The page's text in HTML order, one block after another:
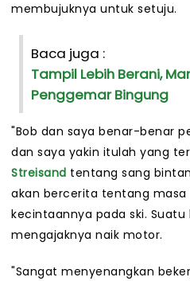
membujuknya untuk setuju.
Baca juga :
Tampil Lebih Berani,
Penggemar Bingung
"Bob dan saya benar-benar
dan saya yakin itulah yang
Streisand tentang sang
akan bercerita tentang masa
kecintaannya pada ski. Suatu
mengajaknya naik motor.
"Sangat menyenangkan